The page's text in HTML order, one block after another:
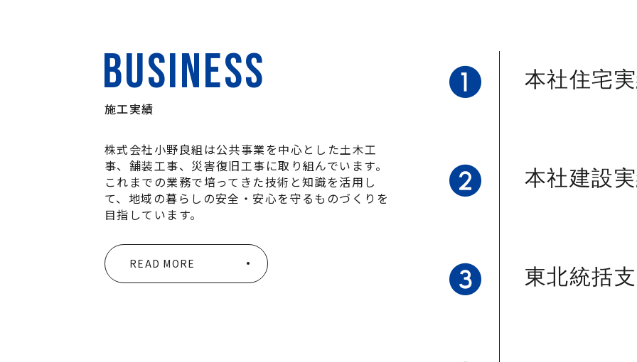
BUSINESS
施工実績
株式会社小野良組は公共事業を中心とした土木工
事、舗装工事、災害復旧工事に取り組んでいます。
これまでの業務で培ってきた技術と知識を活用し
て、地域の暮らしの安全・安心を守るものづくりを
目指しています。
READ MORE
本社住宅
本社建設
東北統括